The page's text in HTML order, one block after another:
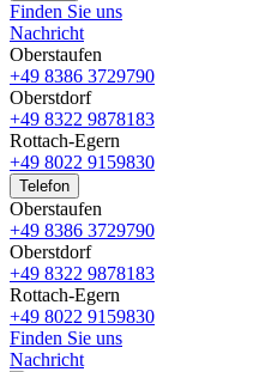
Finden Sie uns
Nachricht
Oberstaufen
+49 8386 3729790
Oberstdorf
+49 8322 9878183
Rottach-Egern
+49 8022 9159830
Telefon
Oberstaufen
+49 8386 3729790
Oberstdorf
+49 8322 9878183
Rottach-Egern
+49 8022 9159830
Finden Sie uns
Nachricht